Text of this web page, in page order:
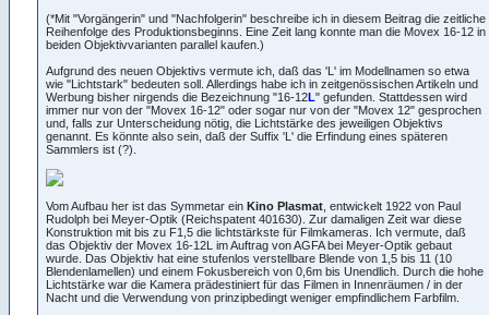
(*Mit "Vorgängerin" und "Nachfolgerin" beschreibe ich in diesem Beitrag die zeitliche
Reihenfolge des Produktionsbeginns. Eine Zeit lang konnte man die Movex 16-12 in
beiden Objektivvarianten parallel kaufen.)
Aufgrund des neuen Objektivs vermute ich, daß das 'L' im Modellnamen so etwa
wie "Lichtstark" bedeuten soll. Allerdings habe ich in zeitgenössischen Artikeln und
Werbung bisher nirgends die Bezeichnung "16-12L" gefunden. Stattdessen wird
immer nur von der "Movex 16-12" oder sogar nur von der "Movex 12" gesprochen
und, falls zur Unterscheidung nötig, die Lichtstärke des jeweiligen Objektivs
genannt. Es könnte also sein, daß der Suffix 'L' die Erfindung eines späteren
Sammlers ist (?).
Vom Aufbau her ist das Symmetar ein Kino Plasmat , entwickelt 1922 von Paul
Rudolph bei Meyer-Optik (Reichspatent 401630). Zur damaligen Zeit war diese
Konstruktion mit bis zu F1,5 die lichtstärkste für Filmkameras. Ich vermute, daß
das Objektiv der Movex 16-12L im Auftrag von AGFA bei Meyer-Optik gebaut
wurde. Das Objektiv hat eine stufenlos verstellbare Blende von 1,5 bis 11 (10
Blendenlamellen) und einem Fokusbereich von 0,6m bis Unendlich. Durch die hohe
Lichtstärke war die Kamera prädestiniert für das Filmen in Innenräumen / in der
Nacht und die Verwendung von prinzipbedingt weniger empfindlichem Farbfilm.